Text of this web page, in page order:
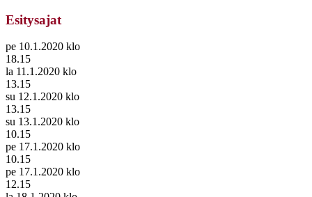
Esitysajat
pe 10.1.2020 klo
18.15
la 11.1.2020 klo
13.15
su 12.1.2020 klo
13.15
su 13.1.2020 klo
10.15
pe 17.1.2020 klo
10.15
pe 17.1.2020 klo
12.15